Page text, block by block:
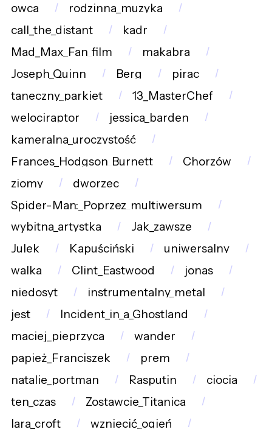
owca
rodzinna_muzyka
call_the_distant
kadr
Mad_Max_Fan_film
makabra
Joseph_Quinn
Berg
pirac
taneczny_parkiet
13_MasterChef
welociraptor
jessica_barden
kameralna_uroczystość
Frances_Hodgson_Burnett
Chorzów
ziomy
dworzec
Spider-Man:_Poprzez_multiwersum
wybitna_artystka
Jak_zawsze
Julek
Kapuściński
uniwersalny
walka
Clint_Eastwood
jonas
niedosyt
instrumentalny_metal
jest
Incident_in_a_Ghostland
maciej_pieprzyca
wander
papież_Franciszek
prem
natalie_portman
Rasputin
ciocia
ten_czas
Zostawcie_Titanica
lara_croft
wzniecić_ogień